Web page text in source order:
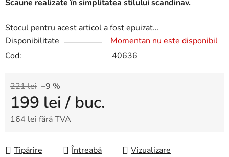
Scaune realizate în simplitatea stilului scandinav.
Stocul pentru acest articol a fost epuizat…
Disponibilitate
Momentan nu este disponibil
Cod:
40636
221 lei –9 %
199 lei/ buc.
164 lei fără TVA
Tipărire
Întreabă
Vizualizare